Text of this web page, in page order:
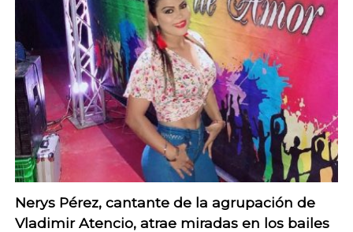
Nerys Pérez, cantante de la agrupación de
Vladimir Atencio, atrae miradas en los bailes